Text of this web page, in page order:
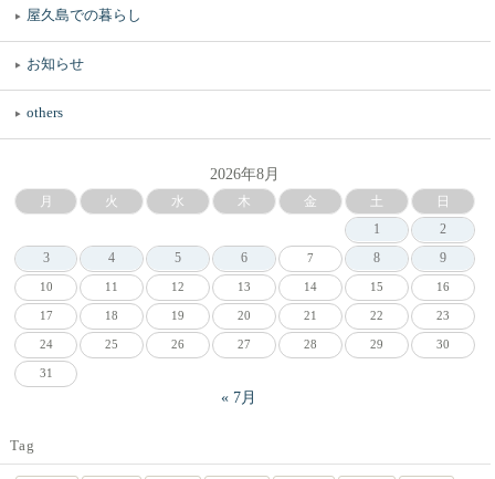
屋久島での暮らし
お知らせ
others
2026年8月
月 火 水 木 金 土
日
1
2
3
4 5 6 7 8 9
10 11 12 13 14 15 16
17 18 19 20 21 22 23
24 25 26 27 28 29 30
31
« 7月
Tag